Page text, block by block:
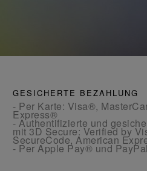
GESICHERTE BEZAHLUNG
- Per Karte: Visa®,
Express®
- Authentifizierte und
mit 3D Secure: Verified by
SecureCode, American
- Per Apple Pay® und